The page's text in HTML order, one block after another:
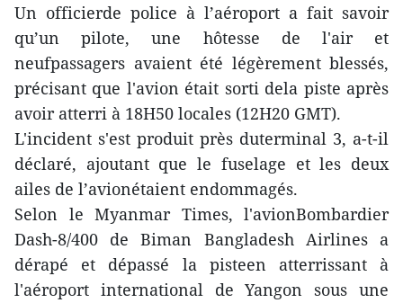
Un officierde police à l’aéroport a fait savoir
qu’un pilote, une hôtesse de l'air et
neufpassagers avaient été légèrement blessés,
précisant que l'avion était sorti dela piste après
avoir atterri à 18H50 locales (12H20 GMT).
L'incident s'est produit près duterminal 3, a-t-il
déclaré, ajoutant que le fuselage et les deux
ailes de l’avionétaient endommagés.
Selon le Myanmar Times, l'avionBombardier
Dash-8/400 de Biman Bangladesh Airlines a
dérapé et dépassé la pisteen atterrissant à
l'aéroport international de Yangon sous une